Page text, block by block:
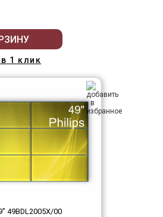
1 клик
49BDL2005X/00